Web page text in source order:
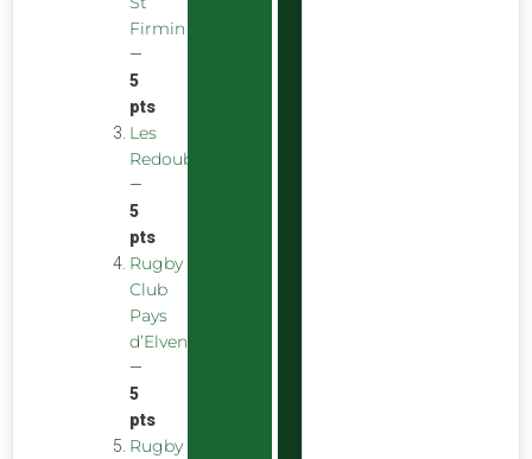
Firmin
—
5
pts
Les
Redoubstables
—
5
pts
Rugby
Club
Pays
d’Elven
—
5
pts
Rugby